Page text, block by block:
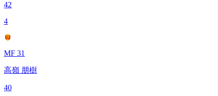
42
4
MF 31
高嶺 朋樹
40